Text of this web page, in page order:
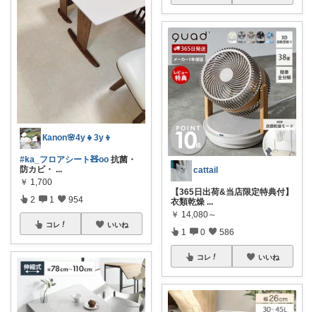
Кanon🌸4y👧3y👦
#ka_フロアシート🧸oo 抗菌・
防カビ・ ...
￥ 1,700
2 1 954
コレ いいね
cattail
【365日出荷&当店限定特典付】
衣類乾燥 ...
￥ 14,080～
1 0 586
コレ いいね